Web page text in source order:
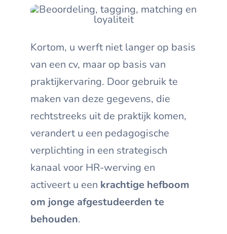
Kortom, u werft niet langer op basis
van een cv, maar op basis van
praktijkervaring. Door gebruik te
maken van deze gegevens, die
rechtstreeks uit de praktijk komen,
verandert u een pedagogische
verplichting in een strategisch
kanaal voor HR-werving en
activeert u een krachtige hefboom
om jonge afgestudeerden te
behouden.